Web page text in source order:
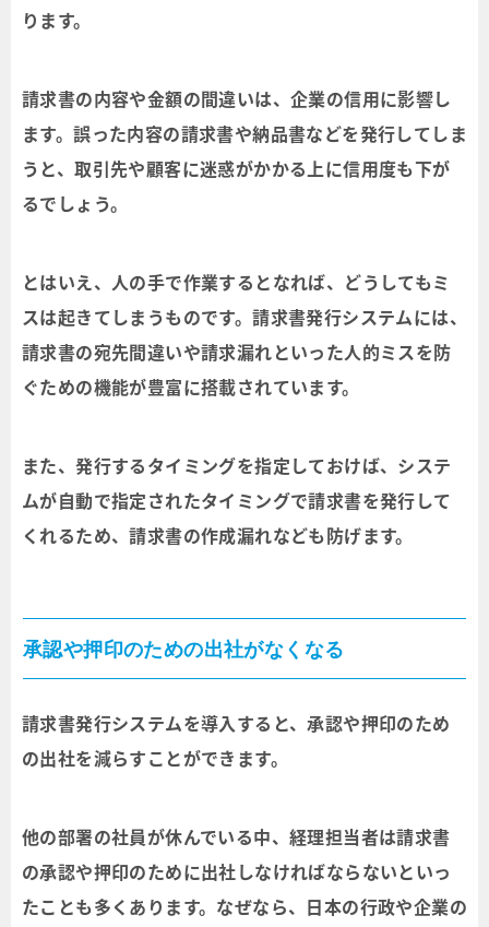
ります。
請求書の内容や金額の間違いは、企業の信用に影響し
ます。誤った内容の請求書や納品書などを発行してしま
うと、取引先や顧客に迷惑がかかる上に信用度も下が
るでしょう。
とはいえ、人の手で作業するとなれば、どうしてもミ
スは起きてしまうものです。請求書発行システムには、
請求書の宛先間違いや請求漏れといった人的ミスを防
ぐための機能が豊富に搭載されています。
また、発行するタイミングを指定しておけば、システ
ムが自動で指定されたタイミングで請求書を発行して
くれるため、請求書の作成漏れなども防げます。
承認や押印のための出社がなくなる
請求書発行システムを導入すると、承認や押印のため
の出社を減らすことができます。
他の部署の社員が休んでいる中、経理担当者は請求書
の承認や押印のために出社しなければならないといっ
たことも多くあります。なぜなら、日本の行政や企業の